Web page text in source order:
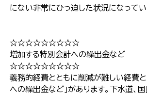
にない非常にひっ迫した状況になってい
☆☆☆☆☆☆☆☆☆
増加する特別会計への繰出金など
☆☆☆☆☆☆☆☆☆
義務的経費とともに削減が難しい経費と
への繰出金など｣があります。下水道、